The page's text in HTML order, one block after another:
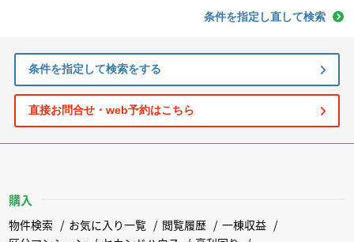
条件を指定し直して検索
条件を指定して検索をする
直接お問合せ・web予約はこちら
購入
物件検索 お気に入り一覧 閲覧履歴
一棟収益